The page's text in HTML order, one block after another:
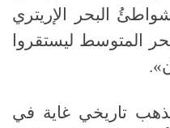
البحر الإريتري
المتوسط ليستقروا
تاريخي غاية في